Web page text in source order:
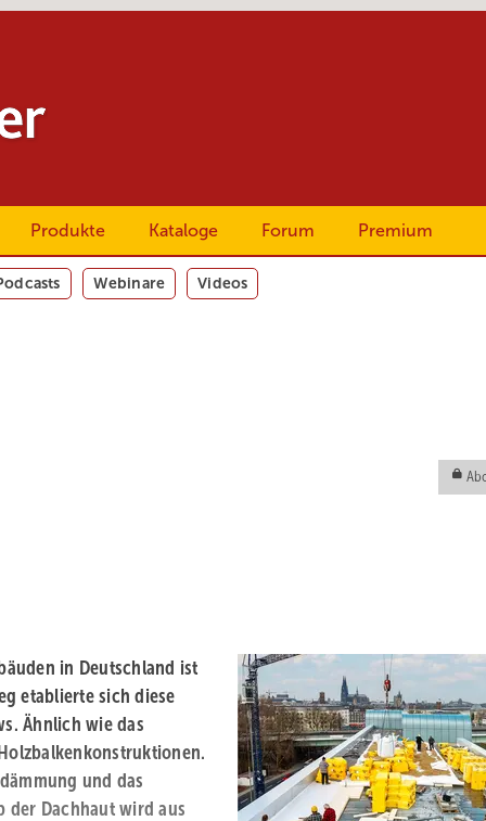
Produkte Kataloge Forum Premium
Webinare Videos
in Deutschland ist
etablierte sich diese
Ähnlich wie das
und das
der Dachhaut wird aus